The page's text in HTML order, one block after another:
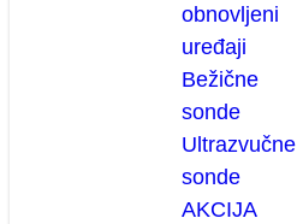
obnovljeni
uređaji
Bežične
sonde
Ultrazvučne
sonde
AKCIJA